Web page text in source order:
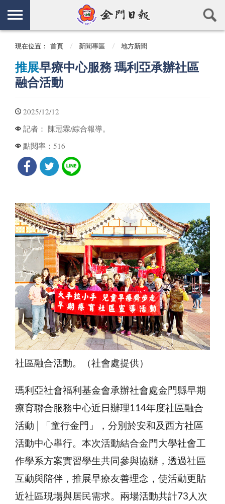
現在位置： 首頁 新聞專區 地方新聞
推展早療中心服務 瑪利亞承辦社區
融合活動
2025/12/12
記者： 陳冠霖/綜合報導。
點閱率： 516
社區融合活動。（社會處提供）
瑪利亞社會福利基金會承辦社會處金門縣早期
療育聯合服務中心近日辦理114年度社區融合
活動│「童行金門」，分別於安和及西方社區
活動中心舉行。本次活動結合金門大學社會工
作學系方案實習學生共同參與協辦，透過社區
互動與陪伴，推展早療友善理念，使活動更貼
近社區現場與居民需求。兩場活動共計73人次